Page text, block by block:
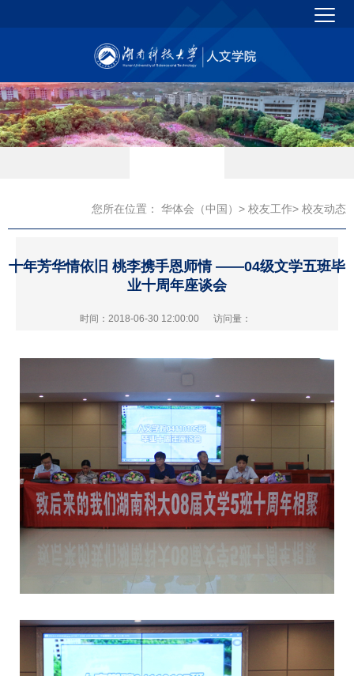
您所在位置： 华体会（中国） > 校友工作> 校友动态
十年芳华情依旧 桃李携手恩师情 ——04级文学五班毕
业十周年座谈会
时间：2018-06-30 12:00:00 访问量：